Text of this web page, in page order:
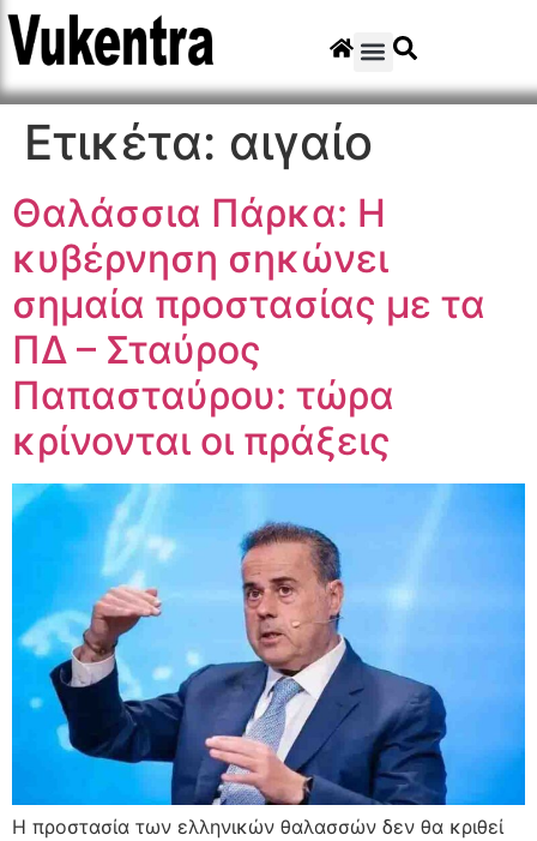
Ετικέτα: αιγαίο
Θαλάσσια Πάρκα: Η
κυβέρνηση σηκώνει
σημαία προστασίας με τα
ΠΔ – Σταύρος
Παπασταύρου: τώρα
κρίνονται οι πράξεις
Η προστασία των ελληνικών θαλασσών δεν θα κριθεί